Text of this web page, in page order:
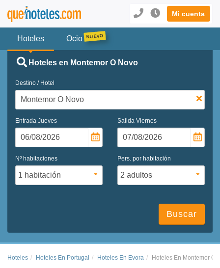
Mi cuenta
Hoteles Ocio
Hoteles en Montemor O Novo
Destino / Hotel
Entrada Jueves Salida Viernes
Nº habitaciones Pers. por habitación
Buscar
Hoteles Hoteles En Portugal Hoteles En Evora Hoteles En Montemor O